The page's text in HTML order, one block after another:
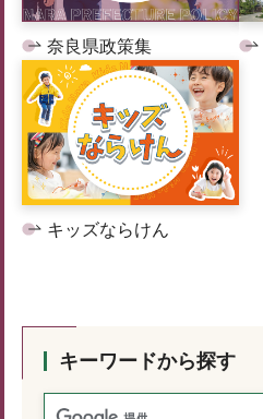
奈良県政策集
キッズならけん
キーワードから探す